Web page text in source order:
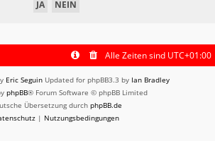
Alle Zeiten sind UTC+01:00
Eric Seguin Updated for phpBB3.3 by Ian Bradley
phpBB® Forum Software © phpBB Limited
Übersetzung durch phpBB.de
| Nutzungsbedingungen